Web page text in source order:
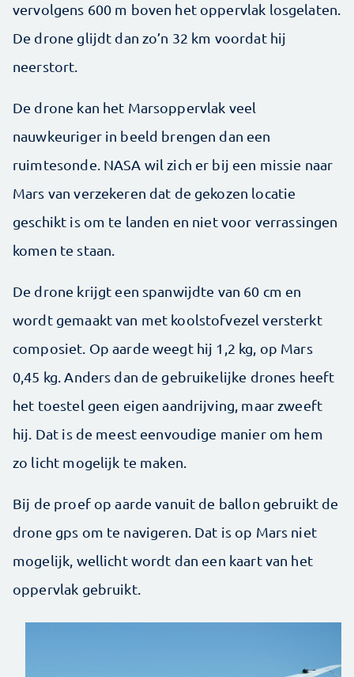
vervolgens 600 m boven het oppervlak losgelaten.
De drone glijdt dan zo’n 32 km voordat hij
neerstort.
De drone kan het Marsoppervlak veel
nauwkeuriger in beeld brengen dan een
ruimtesonde. NASA wil zich er bij een missie naar
Mars van verzekeren dat de gekozen locatie
geschikt is om te landen en niet voor verrassingen
komen te staan.
De drone krijgt een spanwijdte van 60 cm en
wordt gemaakt van met koolstofvezel versterkt
composiet. Op aarde weegt hij 1,2 kg, op Mars
0,45 kg. Anders dan de gebruikelijke drones heeft
het toestel geen eigen aandrijving, maar zweeft
hij. Dat is de meest eenvoudige manier om hem
zo licht mogelijk te maken.
Bij de proef op aarde vanuit de ballon gebruikt de
drone gps om te navigeren. Dat is op Mars niet
mogelijk, wellicht wordt dan een kaart van het
oppervlak gebruikt.